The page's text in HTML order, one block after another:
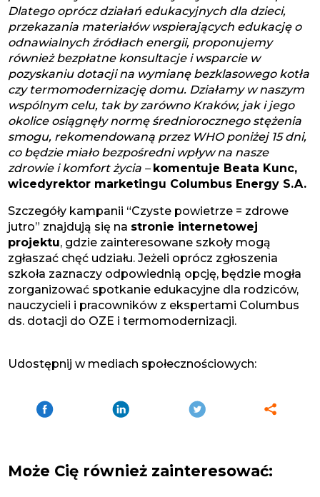
Dlatego oprócz działań edukacyjnych dla dzieci,
przekazania materiałów wspierających edukację o
odnawialnych źródłach energii, proponujemy
również bezpłatne konsultacje i wsparcie w
pozyskaniu dotacji na wymianę bezklasowego kotła
czy termomodernizację domu. Działamy w naszym
wspólnym celu, tak by zarówno Kraków, jak i jego
okolice osiągnęły normę średniorocznego stężenia
smogu, rekomendowaną przez WHO poniżej 15 dni,
co będzie miało bezpośredni wpływ na nasze
zdrowie i komfort życia – komentuje Beata Kunc,
wicedyrektor marketingu Columbus Energy S.A.
Szczegóły kampanii “Czyste powietrze = zdrowe
jutro” znajdują się na stronie internetowej
projektu, gdzie zainteresowane szkoły mogą
zgłaszać chęć udziału. Jeżeli oprócz zgłoszenia
szkoła zaznaczy odpowiednią opcję, będzie mogła
zorganizować spotkanie edukacyjne dla rodziców,
nauczycieli i pracowników z ekspertami Columbus
ds. dotacji do OZE i termomodernizacji.
Udostępnij w mediach społecznościowych:
Może Cię również zainteresować: